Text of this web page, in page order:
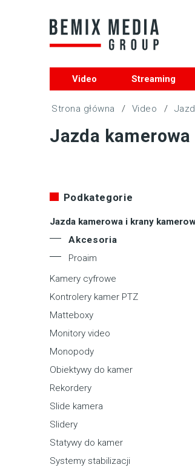
Video Streaming
/ Video /
Jazda
Podkategorie
Jazda kamerowa i krany
Akcesoria
Proaim
Kamery cyfrowe
Kontrolery kamer PTZ
Matteboxy
Monitory video
Monopody
Obiektywy do kamer
Rekordery
Slide kamera
Slidery
Statywy do kamer
Systemy stabilizacji